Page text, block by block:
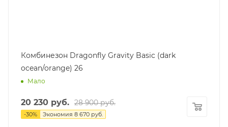
Комбинезон Dragonfly Gravity Basic (dark
ocean/orange) 26
Мало
20 230 руб. 28 900руб.
-30% Экономия 8 670 руб.